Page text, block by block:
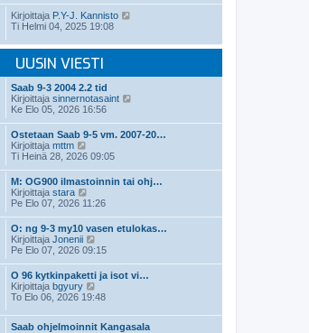
i
e
s
t
i
n
i
e
t
i
t
ä
u
s
i
n
v
i
e
s
t
i
Kirjoittaja P.Y-J. Kannisto
t
u
v
i
i
Ti Helmi 04, 2025 19:08
UUSIN VIESTI
Saab 9-3 2004 2.2 tid
Kirjoittaja sinnernotasaint
t
ä
s
i
i
e
Ke Elo 05, 2026 16:56
Ostetaan Saab 9-5 vm. 2007-20…
Kirjoittaja mttm
ä
t
ä
u
u
s
i
n
v
i
e
s
t
Ti Heinä 28, 2026 09:05
M: OG900 ilmastoinnin tai ohj…
Kirjoittaja stara
ä
ä
u
u
s
i
n
v
e
Pe Elo 07, 2026 11:26
O: ng 9-3 my10 vasen etulokas…
Kirjoittaja Jonenii
ä
t
ä
u
u
s
i
Pe Elo 07, 2026 09:15
O 96 kytkinpaketti ja isot vi…
Kirjoittaja bgyury
ä
t
ä
To Elo 06, 2026 19:48
Saab ohjelmoinnit Kangasala